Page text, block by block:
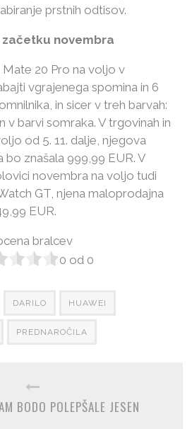
prstnih odtisov.
začetku novembra
20 Pro na voljo v
vgrajenega spomina in 6
in sicer v treh barvah:
v barvi somraka. V trgovinah in
od 5. 11. dalje, njegova
znašala 999,99 EUR. V
novembra na voljo tudi
GT, njena maloprodajna
EUR.
bralcev
0 od 0
DARILO HUAWEI
PREDNAROČILA
BODO POLEPŠALE JESEN